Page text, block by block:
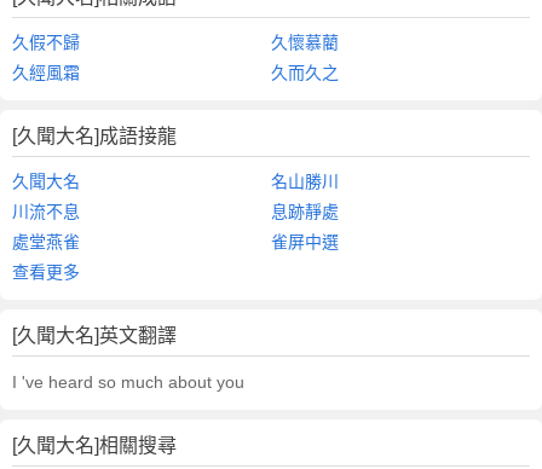
久假不歸
久懷慕藺
久經風霜
久而久之
[久聞大名]成語接龍
久聞大名
名山勝川
川流不息
息跡靜處
處堂燕雀
雀屏中選
查看更多
[久聞大名]英文翻譯
I 've heard so much about you
[久聞大名]相關搜尋